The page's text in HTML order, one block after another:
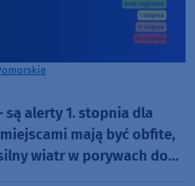
są alerty 1. stopnia dla
mają być obfite,
wiatr w porywach do